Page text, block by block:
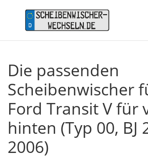
Die passenden
Scheibenwischer
Ford Transit V für
hinten (Typ 00, BJ
2006)